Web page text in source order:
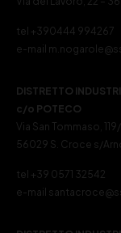
tel +390444 994267
e-mail
DISTRETTO
c/o POTECO
Via San Tommaso, 119/
56029 S. Croce s/
tel +39 0571 32542
e-mail